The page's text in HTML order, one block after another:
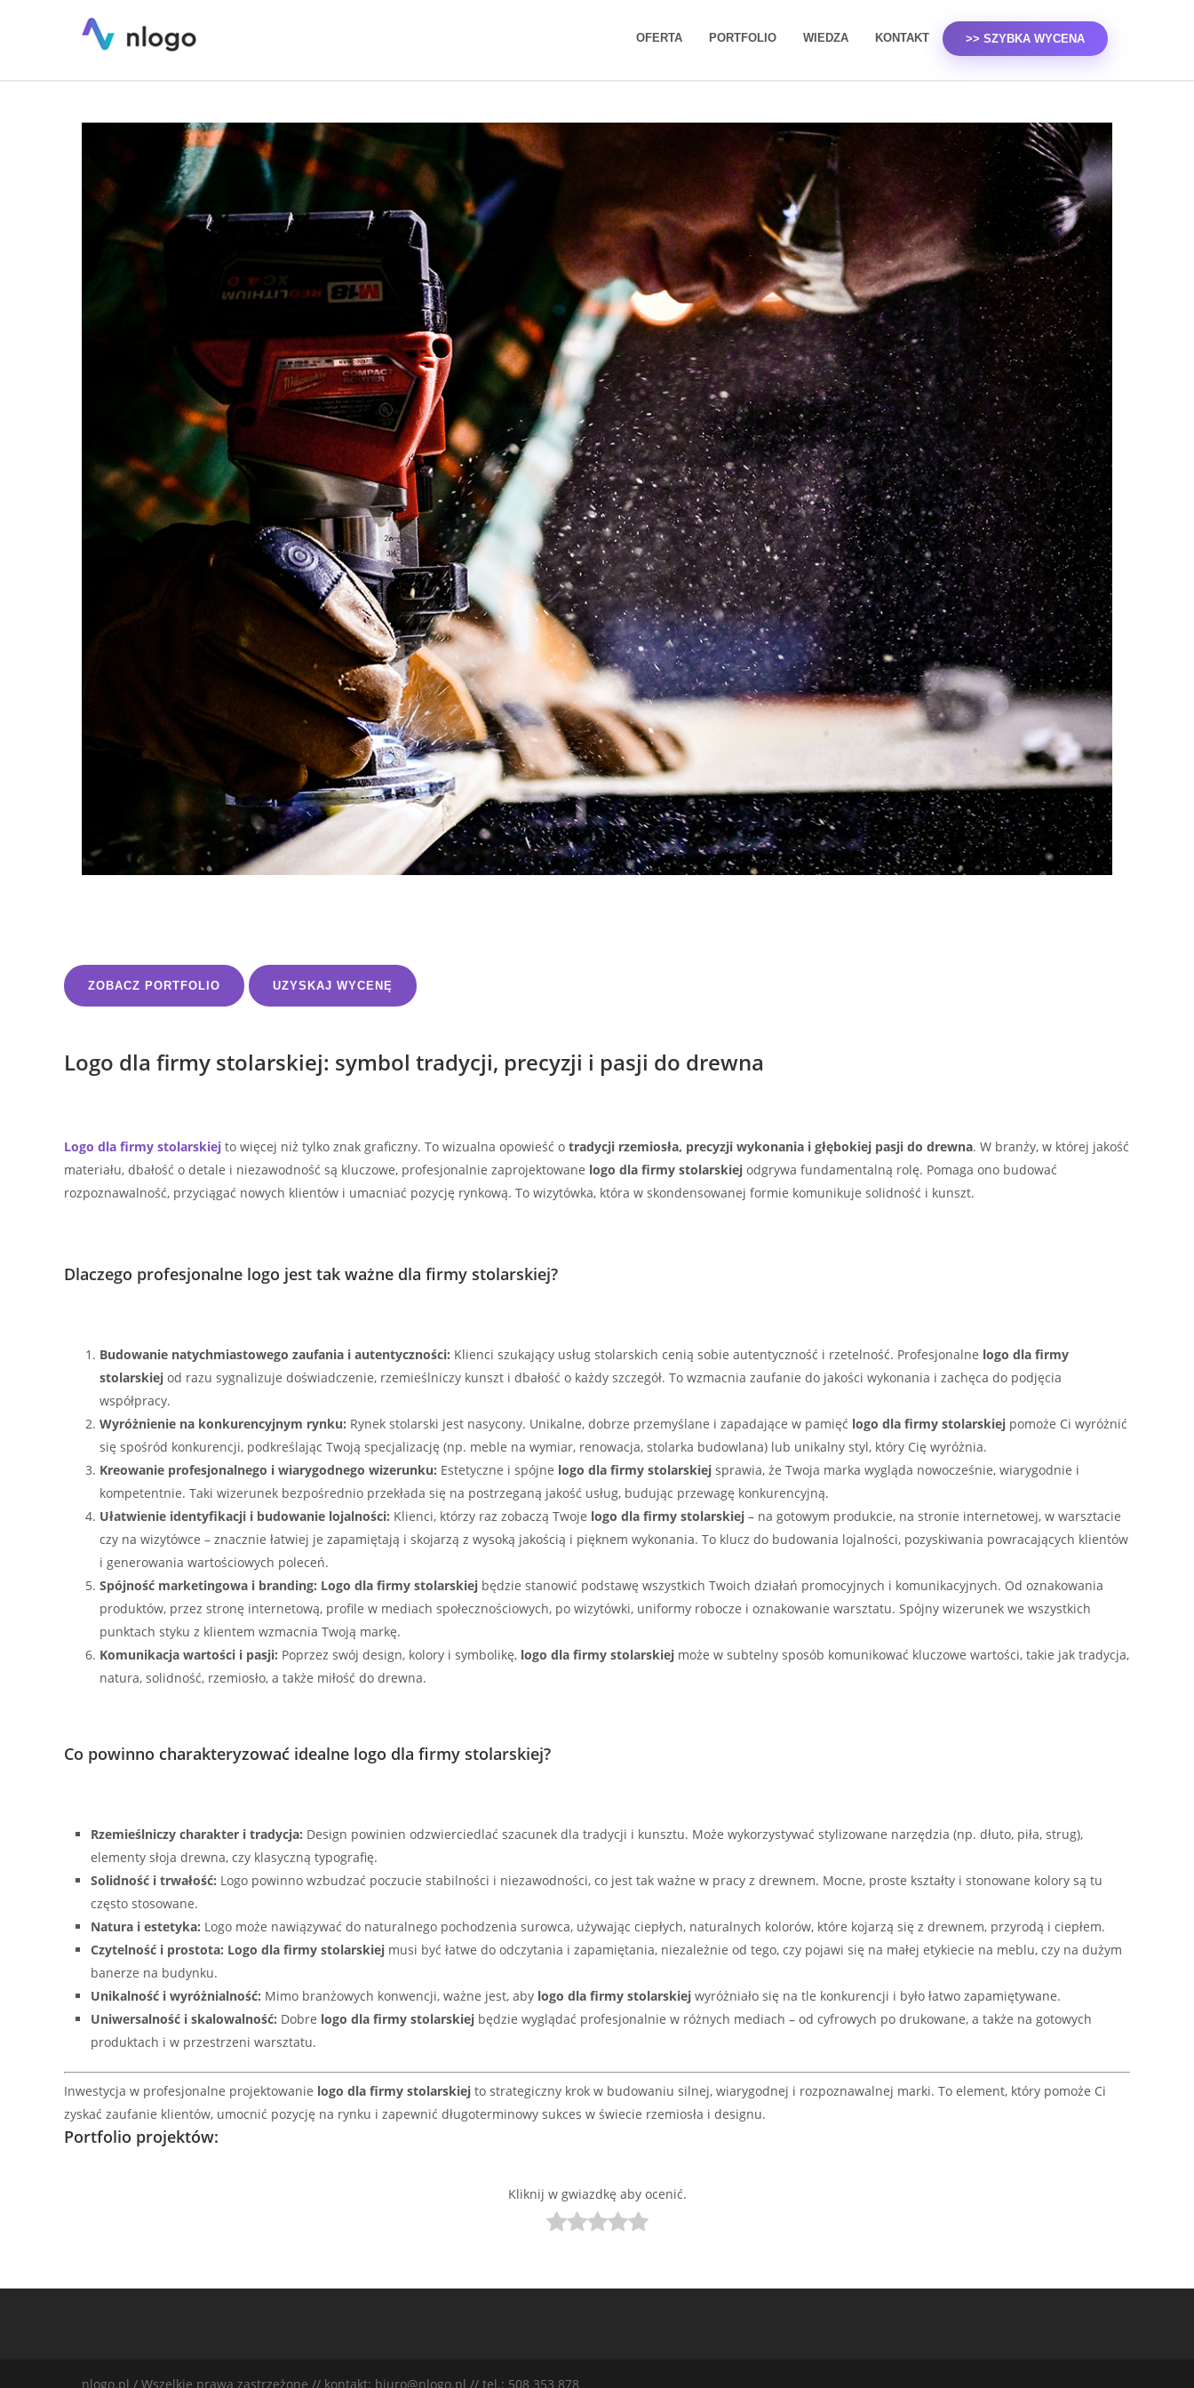
OFERTA PORTFOLIO WIEDZA KONTAKT >> SZYBKA WYCENA
Logo dla firmy stolarskiej
ZOBACZ PORTFOLIO UZYSKAJ WYCENĘ
Logo dla firmy stolarskiej: symbol tradycji, precyzji i pasji do drewna
Logo dla firmy stolarskiej to więcej niż tylko znak graficzny. To wizualna opowieść o tradycji rzemiosła, precyzji wykonania i głębokiej pasji do drewna. W branży, w której jakość
materiału, dbałość o detale i niezawodność są kluczowe, profesjonalnie zaprojektowane logo dla firmy stolarskiej odgrywa fundamentalną rolę. Pomaga ono budować
rozpoznawalność, przyciągać nowych klientów i umacniać pozycję rynkową. To wizytówka, która w skondensowanej formie komunikuje solidność i kunszt.
Dlaczego profesjonalne logo jest tak ważne dla firmy stolarskiej?
Budowanie natychmiastowego zaufania i autentyczności: Klienci szukający usług stolarskich cenią sobie autentyczność i rzetelność. Profesjonalne logo dla firmy
stolarskiej od razu sygnalizuje doświadczenie, rzemieślniczy kunszt i dbałość o każdy szczegół. To wzmacnia zaufanie do jakości wykonania i zachęca do podjęcia
współpracy.
Wyróżnienie na konkurencyjnym rynku: Rynek stolarski jest nasycony. Unikalne, dobrze przemyślane i zapadające w pamięć logo dla firmy stolarskiej pomoże Ci wyróżnić
się spośród konkurencji, podkreślając Twoją specjalizację (np. meble na wymiar, renowacja, stolarka budowlana) lub unikalny styl, który Cię wyróżnia.
Kreowanie profesjonalnego i wiarygodnego wizerunku: Estetyczne i spójne logo dla firmy stolarskiej sprawia, że Twoja marka wygląda nowocześnie, wiarygodnie i
kompetentnie. Taki wizerunek bezpośrednio przekłada się na postrzeganą jakość usług, budując przewagę konkurencyjną.
Ułatwienie identyfikacji i budowanie lojalności: Klienci, którzy raz zobaczą Twoje logo dla firmy stolarskiej – na gotowym produkcie, na stronie internetowej, w warsztacie
czy na wizytówce – znacznie łatwiej je zapamiętają i skojarzą z wysoką jakością i pięknem wykonania. To klucz do budowania lojalności, pozyskiwania powracających klientów
i generowania wartościowych poleceń.
Spójność marketingowa i branding: Logo dla firmy stolarskiej będzie stanowić podstawę wszystkich Twoich działań promocyjnych i komunikacyjnych. Od oznakowania
produktów, przez stronę internetową, profile w mediach społecznościowych, po wizytówki, uniformy robocze i oznakowanie warsztatu. Spójny wizerunek we wszystkich
punktach styku z klientem wzmacnia Twoją markę.
Komunikacja wartości i pasji: Poprzez swój design, kolory i symbolikę, logo dla firmy stolarskiej może w subtelny sposób komunikować kluczowe wartości, takie jak tradycja,
natura, solidność, rzemiosło, a także miłość do drewna.
Co powinno charakteryzować idealne logo dla firmy stolarskiej?
Rzemieślniczy charakter i tradycja: Design powinien odzwierciedlać szacunek dla tradycji i kunsztu. Może wykorzystywać stylizowane narzędzia (np. dłuto, piła, strug),
elementy słoja drewna, czy klasyczną typografię.
Solidność i trwałość: Logo powinno wzbudzać poczucie stabilności i niezawodności, co jest tak ważne w pracy z drewnem. Mocne, proste kształty i stonowane kolory są tu
często stosowane.
Natura i estetyka: Logo może nawiązywać do naturalnego pochodzenia surowca, używając ciepłych, naturalnych kolorów, które kojarzą się z drewnem, przyrodą i ciepłem.
Czytelność i prostota: Logo dla firmy stolarskiej musi być łatwe do odczytania i zapamiętania, niezależnie od tego, czy pojawi się na małej etykiecie na meblu, czy na dużym
banerze na budynku.
Unikalność i wyróżnialność: Mimo branżowych konwencji, ważne jest, aby logo dla firmy stolarskiej wyróżniało się na tle konkurencji i było łatwo zapamiętywane.
Uniwersalność i skalowalność: Dobre logo dla firmy stolarskiej będzie wyglądać profesjonalnie w różnych mediach – od cyfrowych po drukowane, a także na gotowych
produktach i w przestrzeni warsztatu.
Inwestycja w profesjonalne projektowanie logo dla firmy stolarskiej to strategiczny krok w budowaniu silnej, wiarygodnej i rozpoznawalnej marki. To element, który pomoże Ci
zyskać zaufanie klientów, umocnić pozycję na rynku i zapewnić długoterminowy sukces w świecie rzemiosła i designu.
Portfolio projektów:
Kliknij w gwiazdkę aby ocenić.
nlogo.pl / Wszelkie prawa zastrzeżone // kontakt: biuro@nlogo.pl // tel.: 508 353 878